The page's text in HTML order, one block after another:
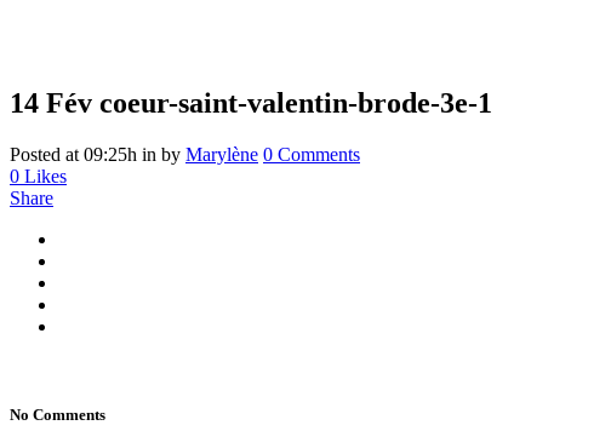
14 Fév coeur-saint-valentin-brode-3e-1
Posted at 09:25h in by Marylène 0 Comments
0 Likes
Share
No Comments